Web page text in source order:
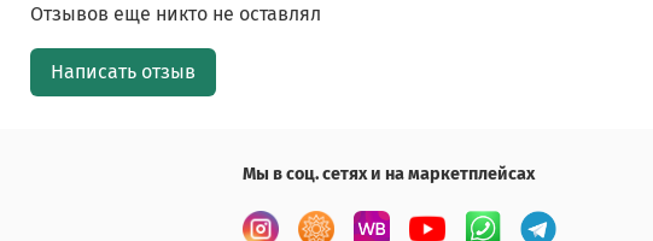
Отзывов еще никто не оставлял
Написать отзыв
Мы в соц. сетях и на маркетплейсах